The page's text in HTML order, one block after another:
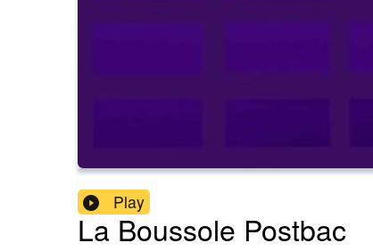
Play
La Boussole Postbac